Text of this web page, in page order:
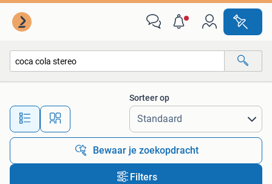
Alle afstanden…
Sorteer op
Bewaar je zoekopdracht
Filters